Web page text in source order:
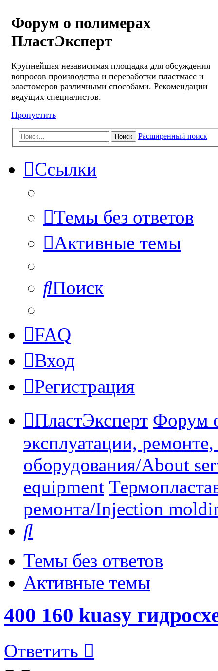
Форум о полимерах
ПластЭксперт
Крупнейшая независимая площадка для обсуждения
вопросов производства и переработки пластмасс и
эластомеров различными способами. Рекомендации
ведущих специалистов.
Пропустить
Поиск Расширенный поиск
Ссылки
Темы без ответов
Активные темы
Поиск
FAQ
Вход
Регистрация
ПластЭксперт Форум
эксплуатации,
оборудования/About
equipment
ремонта/Injection
Темы без ответов
Активные темы
400 160 kuasy
Ответить